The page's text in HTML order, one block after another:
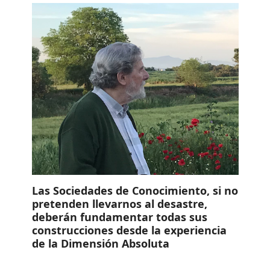
Las Sociedades de Conocimiento, si no
pretenden llevarnos al desastre,
deberán fundamentar todas sus
construcciones desde la experiencia
de la Dimensión Absoluta